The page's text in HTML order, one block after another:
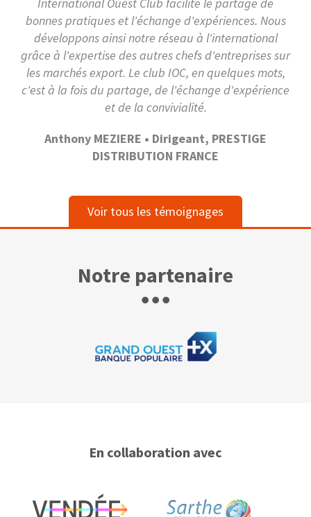
bonnes pratiques et l'échange d'expériences. Nous
développons ainsi notre réseau à l'international
grâce à l'expertise des autres chefs d'entreprises sur
les marchés export. Le club IOC, en quelques mots,
c'est à la fois du partage, de l'échange d'expérience
et de la convivialité.
Anthony MEZIERE • Dirigeant, PRESTIGE
DISTRIBUTION FRANCE
Voir tous les témoignages
Notre partenaire
En collaboration avec